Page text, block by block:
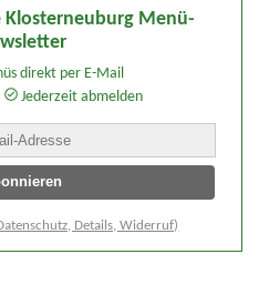
Klosterneuburg Menü-
direkt per E-Mail
Jederzeit abmelden
Details, Widerruf)